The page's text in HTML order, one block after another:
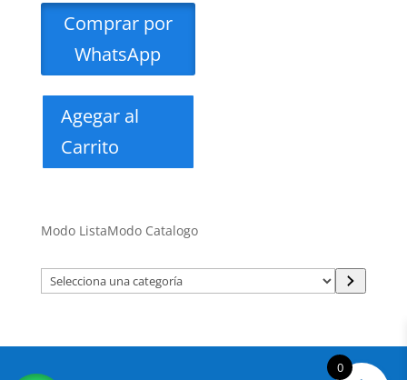
Comprar por
WhatsApp
Agegar al
Carrito
Modo ListaModo Catalogo
Selecciona
una
0